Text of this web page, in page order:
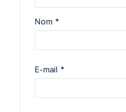
Nom *
E-mail *